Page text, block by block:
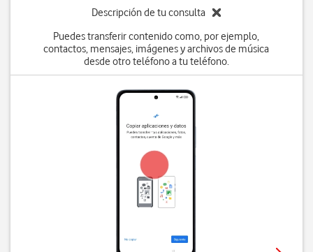
Descripción de tu consulta
Puedes transferir contenido como, por ejemplo,
contactos, mensajes, imágenes y archivos de música
desde otro teléfono a tu teléfono.